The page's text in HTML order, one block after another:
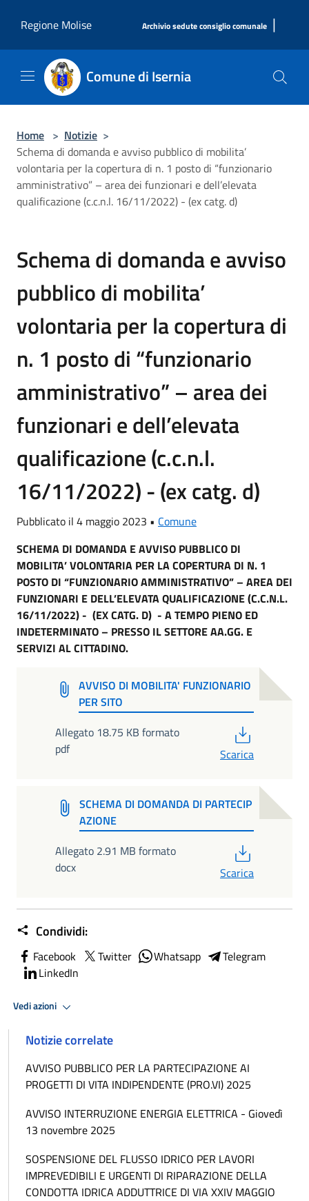
Regione Molise
Archivio sedute consiglio comunale |
Comune di Isernia
Home > Notizie >
Schema di domanda e avviso pubblico di mobilita’
volontaria per la copertura di n. 1 posto di “funzionario
amministrativo” – area dei funzionari e dell’elevata
qualificazione (c.c.n.l. 16/11/2022) - (ex catg. d)
Schema di domanda e avviso
pubblico di mobilita’
volontaria per la copertura di
n. 1 posto di “funzionario
amministrativo” – area dei
funzionari e dell’elevata
qualificazione (c.c.n.l.
16/11/2022) - (ex catg. d)
Pubblicato il 4 maggio 2023 • Comune
SCHEMA DI DOMANDA E AVVISO PUBBLICO DI
MOBILITA’ VOLONTARIA PER LA COPERTURA DI N. 1
POSTO DI “FUNZIONARIO AMMINISTRATIVO” – AREA DEI
FUNZIONARI E DELL’ELEVATA QUALIFICAZIONE (C.C.N.L.
16/11/2022) - (EX CATG. D) - A TEMPO PIENO ED
INDETERMINATO – PRESSO IL SETTORE AA.GG. E
SERVIZI AL CITTADINO.
AVVISO DI MOBILITA' FUNZIONARIO
PER SITO
Allegato 18.75 KB formato
pdf
Scarica
SCHEMA DI DOMANDA DI PARTECIP
AZIONE
Allegato 2.91 MB formato
docx
Scarica
Condividi:
Facebook Twitter Whatsapp
Telegram
LinkedIn
Vedi azioni
Notizie correlate
AVVISO PUBBLICO PER LA PARTECIPAZIONE AI
PROGETTI DI VITA INDIPENDENTE (PRO.VI) 2025
AVVISO INTERRUZIONE ENERGIA ELETTRICA - Giovedì
13 novembre 2025
SOSPENSIONE DEL FLUSSO IDRICO PER LAVORI
IMPREVEDIBILI E URGENTI DI RIPARAZIONE DELLA
CONDOTTA IDRICA ADDUTTRICE DI VIA XXIV MAGGIO